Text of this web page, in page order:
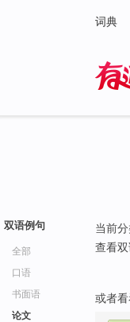
词典
双语例句
全部
口语
书面语
论文
当前
查看
或者看